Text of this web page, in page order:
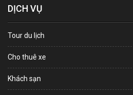
DỊCH VỤ
Tour du lịch
Cho thuê xe
Khách sạn